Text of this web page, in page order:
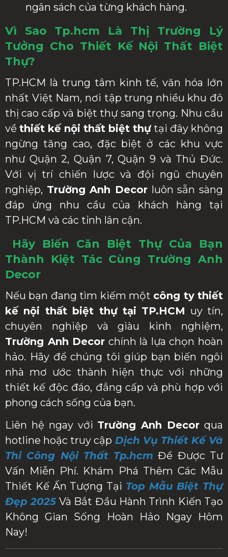
ngân sách của từng khách hàng.
Vì Sao Tp.hcm Là Thị Trường Lý
Tưởng Cho Thiết Kế Nội Thất Biệt
Thự?
TP.HCM là trung tâm kinh tế, văn hóa lớn
nhất Việt Nam, nơi tập trung nhiều khu đô
thị cao cấp và biệt thự sang trọng. Nhu cầu
về thiết kế nội thất biệt thự tại đây không
ngừng tăng cao, đặc biệt ở các khu vực
như Quận 2, Quận 7, Quận 9 và Thủ Đức.
Với vị trí chiến lược và đội ngũ chuyên
nghiệp, Trường Anh Decor luôn sẵn sàng
đáp ứng nhu cầu của khách hàng tại
TP.HCM và các tỉnh lân cận.
Hãy Biến Căn Biệt Thự Của Bạn
Thành Kiệt Tác Cùng Trường Anh
Decor
Nếu bạn đang tìm kiếm một công ty thiết
kế nội thất biệt thự tại TP.HCM uy tín,
chuyên nghiệp và giàu kinh nghiệm,
Trường Anh Decor chính là lựa chọn hoàn
hảo. Hãy để chúng tôi giúp bạn biến ngôi
nhà mơ ước thành hiện thực với những
thiết kế độc đáo, đẳng cấp và phù hợp với
phong cách sống của bạn.
Liên hệ ngay với Trường Anh Decor qua
hotline hoặc truy cập Dịch Vụ Thiết Kế Và
Thi Công Nội Thất Tp.hcm Để Được Tư
Vấn Miễn Phí. Khám Phá Thêm Các Mẫu
Thiết Kế Ấn Tượng Tại Top Mẫu Biệt Thự
Đẹp 2025 Và Bắt Đầu Hành Trình Kiến Tạo
Không Gian Sống Hoàn Hảo Ngay Hôm
Nay!